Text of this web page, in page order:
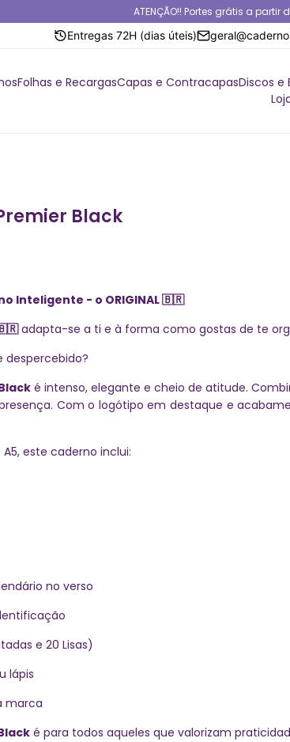
ATENÇÃO!! Portes grátis a partir
Entregas 72H (dias úteis)
Folhas e RecargasCapas e ContracapasDiscos e
Black
Inteligente - o ORIGINAL🇧🇷
adapta-se a ti e à forma como gostas de te
despercebido?
é intenso, elegante e cheio de atitude.
Com o logótipo em destaque e
este caderno inclui:
no verso
e 20 Lisas)
lápis
marca
é para todos aqueles que valorizam